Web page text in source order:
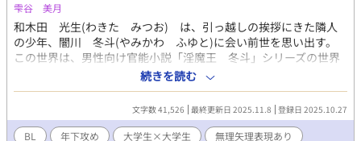
雫谷 美月
和木田 光生(わきた みつお) は、引っ越しの挨拶にきた隣人
の少年、闇川 冬斗(やみかわ ふゆと)に会い前世を思い出す。
この世界は、男性向け官能小説「淫魔王 冬斗」シリーズの世界
で、冬斗は原作通りなら光生の母と姉を毒牙にかけてしまう。光
生は、母と姉を守るためにまだ幼い冬斗を更正させようと積極的
に遊びに誘い仲良くなる。一年後、冬斗は外国に引っ越してしま
う。時は流れ、大学生になった光生の前に、成長した冬斗が現れ
る。 ※エロシーンがある話には「※」マークをつけてます。 官能
続きを読む
文字数 41,526 最終更新日 2025.11.8 登録日 2025.10.27
BL 年下攻め 大学生×大学生
無理矢理表現あり